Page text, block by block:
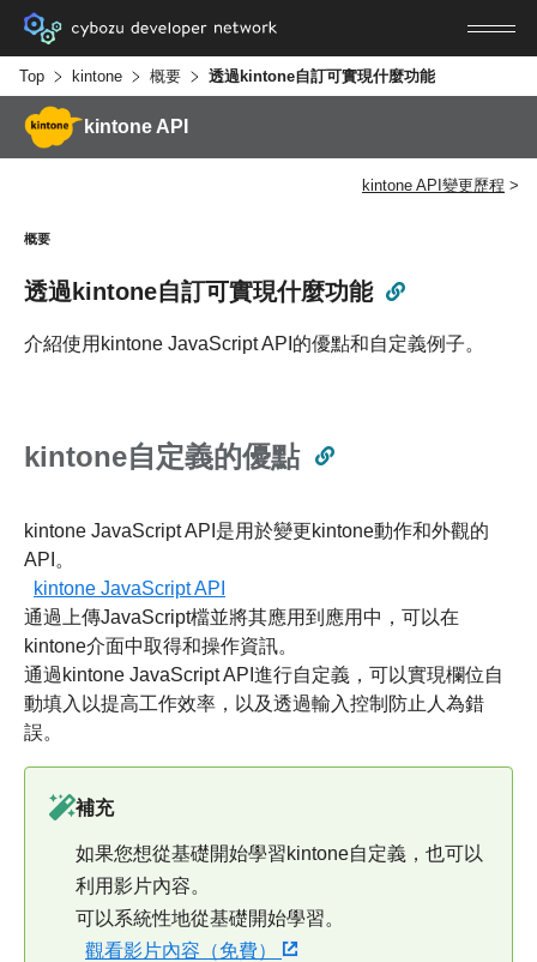
Top kintone 概要 透過kintone自訂可實現什麼功能
kintone API
kintone API變更歷程
概要
透過kintone自訂可實現什麼功能
介紹使用kintone JavaScript API的優點和自定義例子。
kintone自定義的優點
kintone JavaScript API是用於變更kintone動作和外觀的
API。
kintone JavaScript API
通過上傳JavaScript檔並將其應用到應用中，可以在
kintone介面中取得和操作資訊。
通過kintone JavaScript API進行自定義，可以實現欄位自
動填入以提高工作效率，以及透過輸入控制防止人為錯
誤。
補充
如果您想從基礎開始學習kintone自定義，也可以
利用影片內容。
可以系統性地從基礎開始學習。
觀看影片內容（免費）